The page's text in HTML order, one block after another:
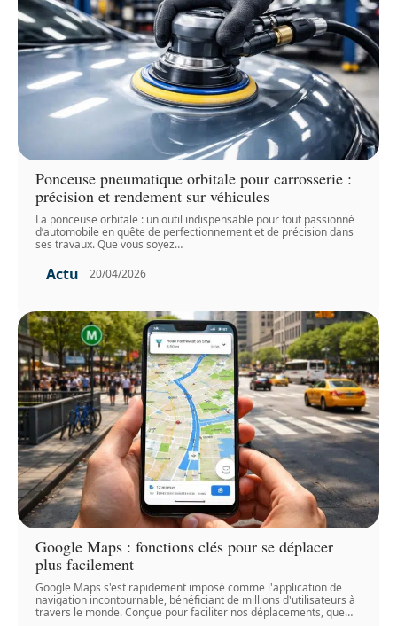
Ponceuse pneumatique orbitale pour carrosserie :
précision et rendement sur véhicules
La ponceuse orbitale : un outil indispensable pour tout passionné
d’automobile en quête de perfectionnement et de précision dans
ses travaux. Que vous soyez…
Actu 20/04/2026
Google Maps : fonctions clés pour se déplacer
plus facilement
Google Maps s'est rapidement imposé comme l'application de
navigation incontournable, bénéficiant de millions d'utilisateurs à
travers le monde. Conçue pour faciliter nos déplacements, que…